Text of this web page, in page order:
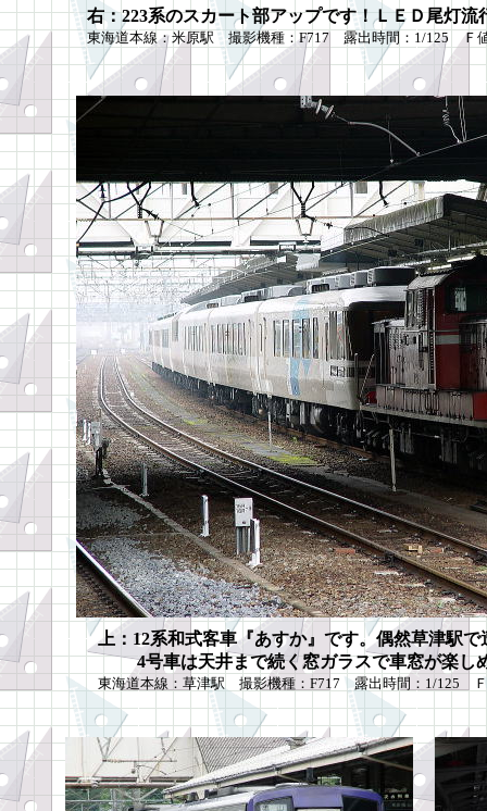
右：223系のスカート部アップです！ＬＥＤ尾灯流
東海道本線：米原駅 撮影機種：F717 露出時間：1/125 Ｆ
上：12系和式客車『あすか』です。偶然草津駅で
4号車は天井まで続く窓ガラスで車窓が楽し
東海道本線：草津駅 撮影機種：F717 露出時間：1/125